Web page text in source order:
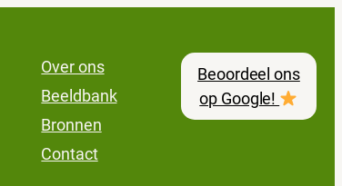
Over ons
Beeldbank
Bronnen
Contact
Beoordeel ons
op Google!